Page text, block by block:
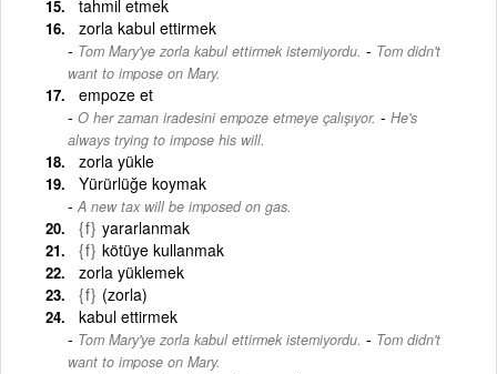
tahmil etmek
zorla kabul ettirmek
Tom Mary'ye zorla kabul ettirmek istemiyordu. - Tom didn't
want to impose on Mary.
empoze et
O her zaman iradesini empoze etmeye çalışıyor. - He's
always trying to impose his will.
zorla yükle
Yürürlüğe koymak
A new tax will be imposed on gas.
{f} yararlanmak
{f} kötüye kullanmak
zorla yüklemek
{f} (zorla)
kabul ettirmek
Tom Mary'ye zorla kabul ettirmek istemiyordu. - Tom didn't
want to impose on Mary.